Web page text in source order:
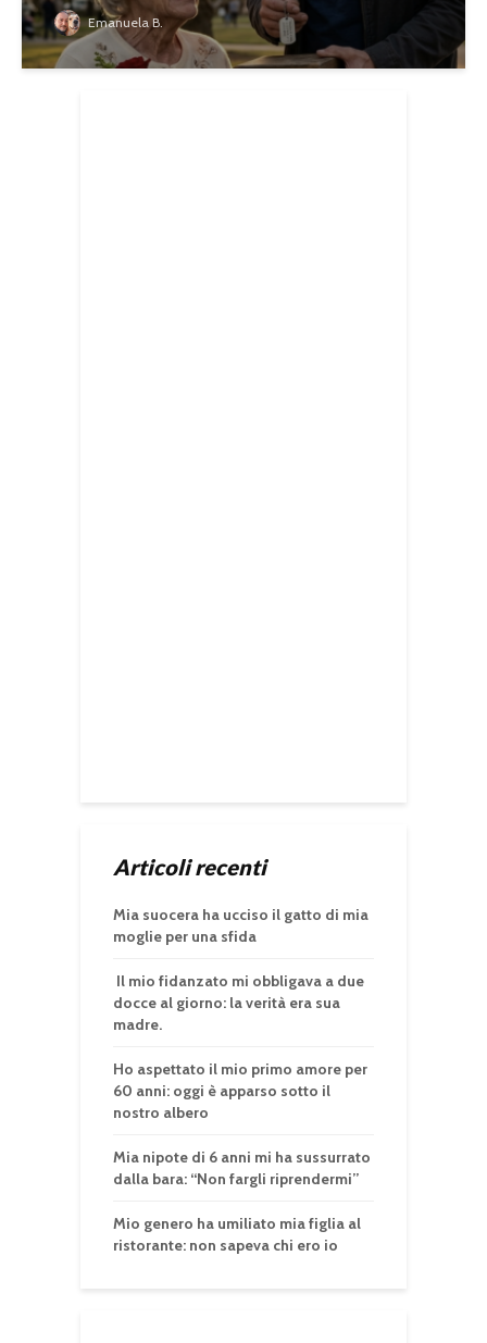
Emanuela B.
Articoli recenti
Mia suocera ha ucciso il gatto di mia
moglie per una sfida
Il mio fidanzato mi obbligava a due
docce al giorno: la verità era sua
madre.
Ho aspettato il mio primo amore per
60 anni: oggi è apparso sotto il
nostro albero
Mia nipote di 6 anni mi ha sussurrato
dalla bara: “Non fargli riprendermi”
Mio genero ha umiliato mia figlia al
ristorante: non sapeva chi ero io